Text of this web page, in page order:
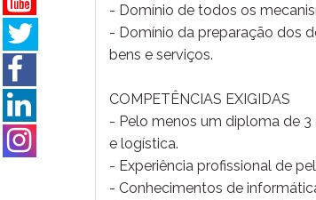
- Domínio de todos os
- Domínio da preparação dos
bens e serviços.
COMPETÊNCIAS EXIGIDAS
- Pelo menos um diploma de
e logística.
- Experiência profissional de
- Conhecimentos de